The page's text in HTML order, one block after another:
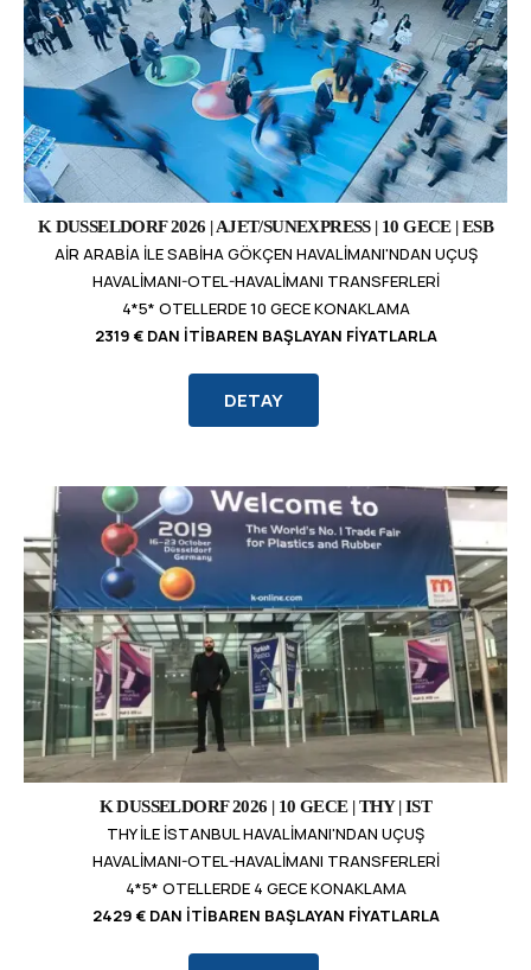
K DUSSELDORF 2026 | AJET/SUNEXPRESS | 10 GECE | ESB
AIR ARABIA ILE SABIHA GÖKÇEN HAVALIMANI'NDAN UÇUŞ
HAVALIMANI-OTEL-HAVALIMANI TRANSFERLERI
4*5* OTELLERDE 10 GECE KONAKLAMA
2319 € DAN İTIBAREN BAŞLAYAN FIYATLARLA
DETAY
K DUSSELDORF 2026 | 10 GECE | THY | IST
THY ILE İSTANBUL HAVALIMANI'NDAN UÇUŞ
HAVALIMANI-OTEL-HAVALIMANI TRANSFERLERI
4*5* OTELLERDE 4 GECE KONAKLAMA
2429 € DAN İTIBAREN BAŞLAYAN FIYATLARLA